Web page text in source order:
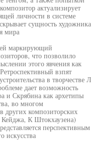
актуализирует
личности в системе
сущность художника
мира
маркирующий
что позволило
этого явчения как
взпят
в творчестве Л
дает возможность
и Скрябина как архетипы
во многом
композиторских
К Штокхаузена)
перспективным
искусства